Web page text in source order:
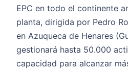
EPC en todo el continente
planta, dirigida por Pedro
en Azuqueca de Henares
gestionará hasta 50.000
capacidad para alcanzar